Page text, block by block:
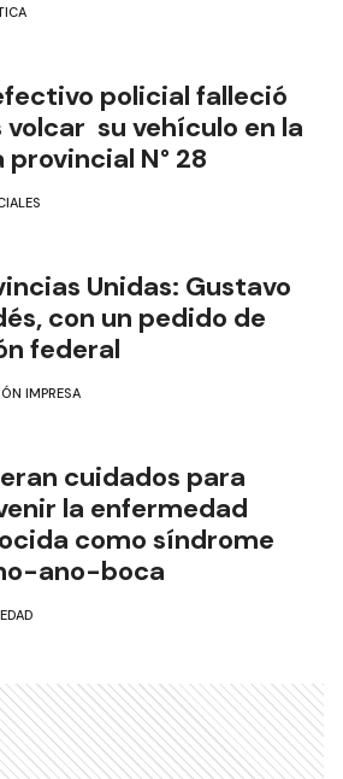
policial falleció
su vehículo en la
provincial N° 28
Unidas: Gustavo
con un pedido de
federal
IMPRESA
cuidados para
la enfermedad
como síndrome
ano-boca